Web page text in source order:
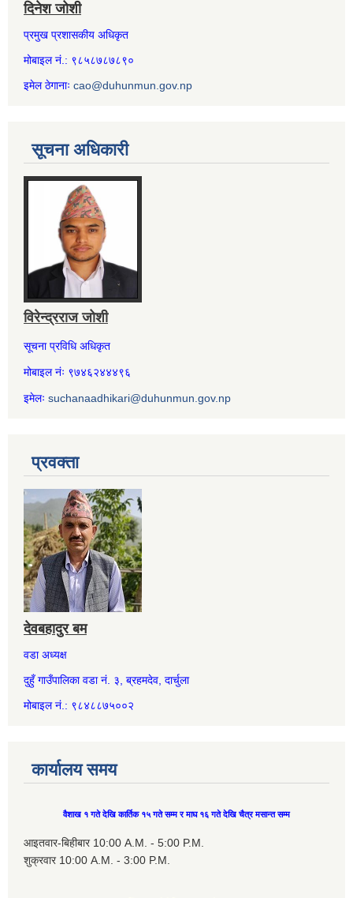
दिनेश जोशी
प्रमुख प्रशासकीय अधिकृत
मोबाइल नं.: ९८५८७८७८९०
इमेल ठेगानाः cao@duhunmun.gov.np
सूचना अधिकारी
विरेन्द्रराज जोशी
सूचना प्रविधि अधिकृत
मोबाइल नंः ९७४६२४४४९६
इमेलः suchanaadhikari@duhunmun.gov.np
प्रवक्ता
देवबहादुर बम
वडा अध्यक्ष
दुहुँ गाउँपालिका वडा नं. ३, ब्रहमदेव, दार्चुला
मोबाइल नं.: ९८४८८७५००२
कार्यालय समय
वैशाख १ गते देखि कार्तिक १५ गते सम्म र माघ १६ गते देखि चैत्र मसान्त सम्म
आइतवार-बिहीबार 10:00 A.M. - 5:00 P.M.
शुक्रवार 10:00 A.M. - 3:00 P.M.